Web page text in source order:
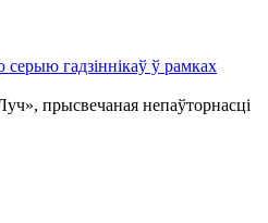
гадзіннікаў ў рамках
прысвечаная непаўторнасці